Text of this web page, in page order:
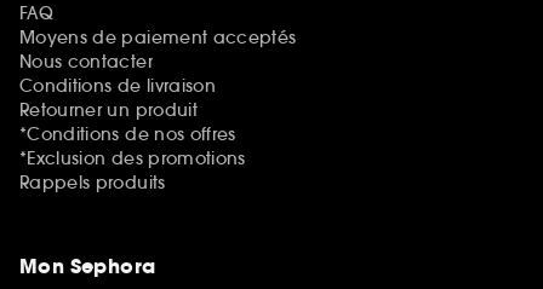
FAQ
Moyens de paiement acceptés
Nous contacter
Conditions de livraison
Retourner un produit
*Conditions de nos offres
*Exclusion des promotions
Rappels produits
Mon Sephora